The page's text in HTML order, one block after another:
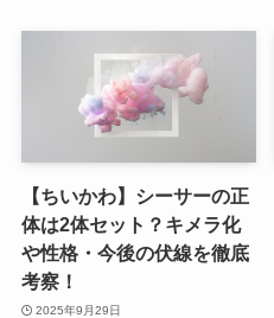
【ちいかわ】シーサーの正
体は2体セット？キメラ化
や性格・今後の伏線を徹底
考察！
2025年9月29日